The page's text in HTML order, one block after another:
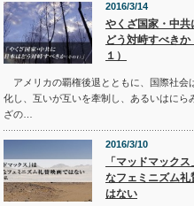
2016/3/14
やくざ国家・中共
どう対峙すべきか
１）
アメリカの覇権後退とともに、国際社会
化し、互いが互いを牽制し、あるいはにら
ざの…
2016/3/10
「マッドマック
なフェミニズム礼
はない